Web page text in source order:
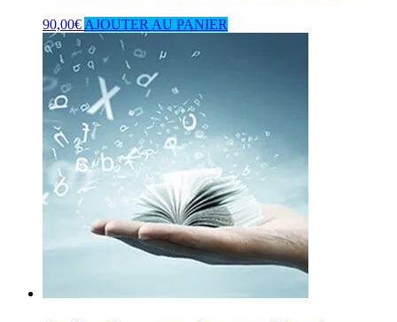
90,00€ AJOUTER AU PANIER